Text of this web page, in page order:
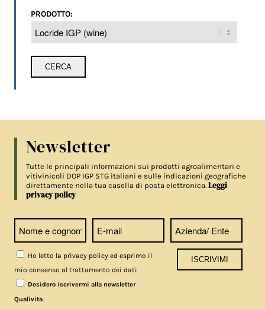
PRODOTTO:
Newsletter
Tutte le principali informazioni sui prodotti agroalimentari e
vitivinicoli DOP IGP STG italiani e sulle indicazioni geografiche
direttamente nella tua casella di posta elettronica.Leggi
privacy policy
Ho letto la privacy policy ed esprimo il
mio consenso al trattamento dei dati
Desidero iscrivermi alla newsletter
Qualivita.